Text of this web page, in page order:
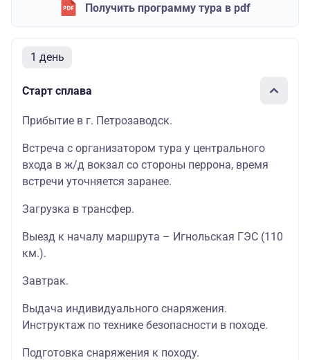
Получить программу тура в pdf
1 день
Старт сплава
Прибытие в г. Петрозаводск.
Встреча с организатором тура у центрального
входа в ж/д вокзал со стороны перрона, время
встречи уточняется заранее.
Загрузка в трансфер.
Выезд к началу маршрута – Игнольская ГЭС (110
км.).
Завтрак.
Выдача индивидуального снаряжения.
Инструктаж по технике безопасности в походе.
Подготовка снаряжения к походу.